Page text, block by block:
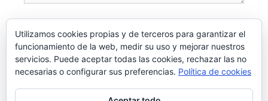
Utilizamos cookies propias y de terceros para garantizar el
funcionamiento de la web, medir su uso y mejorar nuestros
servicios. Puede aceptar todas las cookies, rechazar las no
necesarias o configurar sus preferencias. Política de cookies